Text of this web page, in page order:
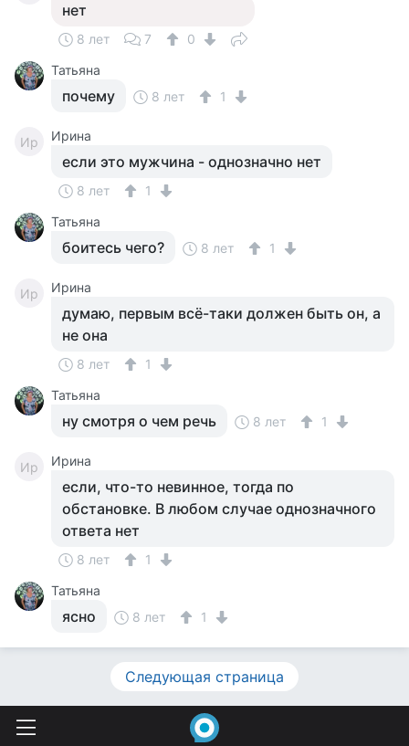
нет
8 лет 7
0
Татьяна
почему 8 лет 1
Ир Ирина
если это мужчина - однозначно нет
8 лет
1
Татьяна
боитесь чего? 8 лет 1
Ир Ирина
думаю, первым всё-таки должен быть он, а
не она
8 лет
1
Татьяна
ну смотря о чем речь 8 лет 1
Ир Ирина
если, что-то невинное, тогда по
обстановке. В любом случае однозначного
ответа нет
8 лет
1
Татьяна
ясно 8 лет 1
Следующая страница